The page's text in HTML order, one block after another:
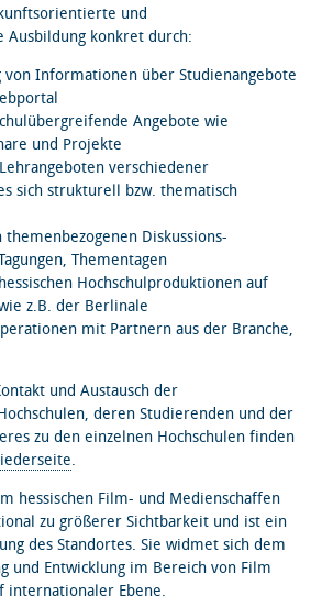
und
Ausbildung konkret durch:
Informationen über Studienangebote
Angebote wie
und Projekte
verschiedener
sich strukturell bzw. thematisch
Diskussions-
Thementagen
Hochschulproduktionen auf
z.B. der Berlinale
mit Partnern aus der Branche,
und Austausch der
deren Studierenden und der
zu den einzelnen Hochschulen finden
.
hessischen Film- und Medienschaffen
zu größerer Sichtbarkeit und ist ein
des Standortes. Sie widmet sich dem
und Entwicklung im Bereich von Film
internationaler Ebene.